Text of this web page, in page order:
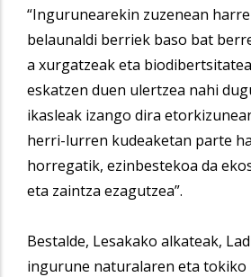
“Ingurunearekin zuzenean
belaunaldi berriek baso bat
a xurgatzeak eta
eskatzen duen ulertzea nahi
ikasleak izango dira
herri-lurren kudeaketan parte
horregatik, ezinbestekoa da
eta zaintza ezagutzea”.
Bestalde, Lesakako alkateak,
ingurune naturalaren eta